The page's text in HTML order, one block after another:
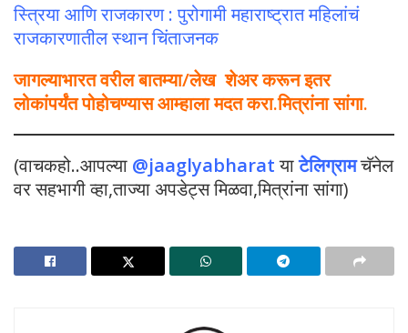
स्त्रिया आणि राजकारण : पुरोगामी महाराष्ट्रात महिलांचं
राजकारणातील स्थान चिंताजनक
जागल्याभारत वरील बातम्या/लेख शेअर करून इतर
लोकांपर्यंत पोहोचण्यास आम्हाला मदत करा.मित्रांना सांगा.
(वाचकहो..आपल्या @jaaglyabharat याटेलिग्रामचॅनेल
वर सहभागी व्हा,ताज्या अपडेट्स मिळवा,मित्रांना सांगा)